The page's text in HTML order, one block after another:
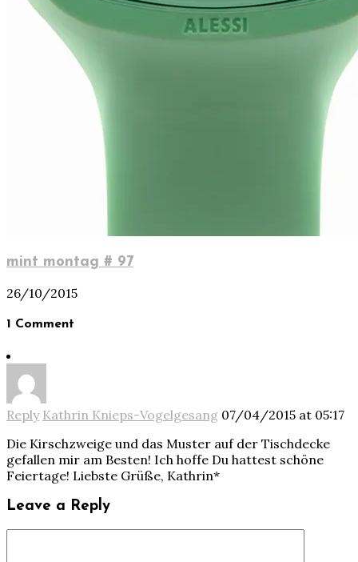
mint montag # 97
26/10/2015
1 Comment
Reply Kathrin Knieps-Vogelgesang 07/04/2015 at 05:17
Die Kirschzweige und das Muster auf der Tischdecke
gefallen mir am Besten! Ich hoffe Du hattest schöne
Feiertage! Liebste Grüße, Kathrin*
Leave a Reply